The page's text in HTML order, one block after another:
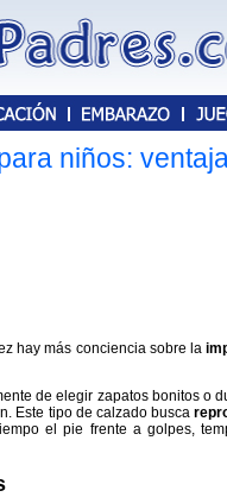
niños:
hay más conciencia sobre la
de elegir zapatos bonitos o
Este tipo de calzado busca
el pie frente a golpes,